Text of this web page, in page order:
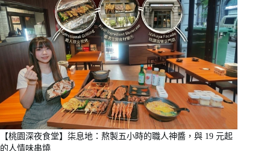
【桃園深夜食堂】柒息地：熬製五小時的職人神醬，與 19 元起
的人情味串燒